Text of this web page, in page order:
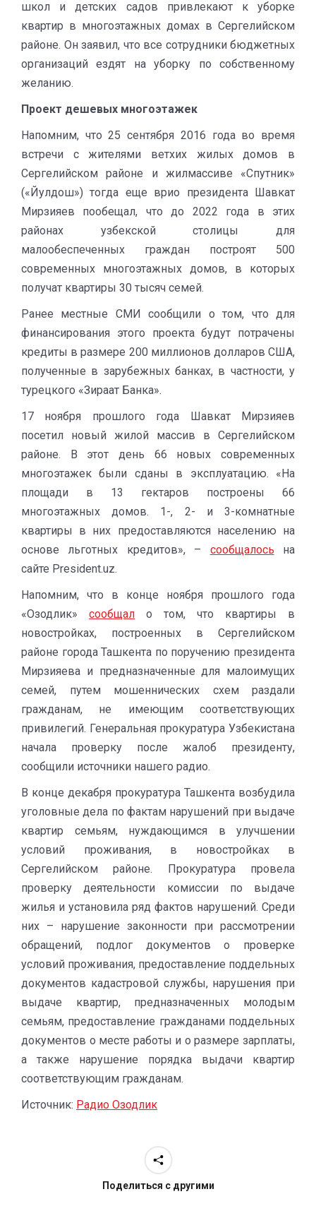
школ и детских садов привлекают к уборке
квартир в многоэтажных домах в Сергелийском
районе. Он заявил, что все сотрудники бюджетных
организаций ездят на уборку по собственному
желанию.
Проект дешевых многоэтажек
Напомним, что 25 сентября 2016 года во время
встречи с жителями ветхих жилых домов в
Сергелийском районе и жилмассиве «Спутник»
(«Йулдош») тогда еще врио президента Шавкат
Мирзияев пообещал, что до 2022 года в этих
районах узбекской столицы для
малообеспеченных граждан построят 500
современных многоэтажных домов, в которых
получат квартиры 30 тысяч семей.​
Ранее местные СМИ сообщили о том, что для
финансирования этого проекта будут потрачены
кредиты в размере 200 миллионов долларов США,
полученные в зарубежных банках, в частности, у
турецкого «Зираат Банка».
17 ноября прошлого года Шавкат Мирзияев
посетил новый жилой массив в Сергелийском
районе. В этот день 66 новых современных
многоэтажек были сданы в эксплуатацию. «На
площади в 13 гектаров построены 66
многоэтажных домов. 1-, 2- и 3-комнатные
квартиры в них предоставляются населению на
основе льготных кредитов», – сообщалось на
сайте Рresident.uz.
Напомним, что в конце ноября прошлого года
«Озодлик» сообщал о том, что квартиры в
новостройках, построенных в Сергелийском
районе города Ташкента по поручению президента
Мирзияева и предназначенные для малоимущих
семей, путем мошеннических схем раздали
гражданам, не имеющим соответствующих
привилегий. Генеральная прокуратура Узбекистана
начала проверку после жалоб президенту,
сообщили источники нашего радио.
В конце декабря прокуратура Ташкента возбудила
уголовные дела по фактам нарушений при выдаче
квартир семьям, нуждающимся в улучшении
условий проживания, в новостройках в
Сергелийском районе. Прокуратура провела
проверку деятельности комиссии по выдаче
жилья и установила ряд фактов нарушений. Среди
них – нарушение законности при рассмотрении
обращений, подлог документов о проверке
условий проживания, предоставление поддельных
документов кадастровой службы, нарушения при
выдаче квартир, предназначенных молодым
семьям, предоставление гражданами поддельных
документов о месте работы и о размере зарплаты,
а также нарушение порядка выдачи квартир
соответствующим гражданам.
Источник: Радио Озодлик
Поделиться с другими